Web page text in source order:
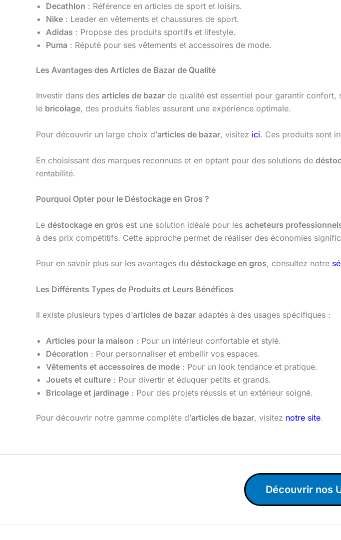
Decathlon : Référence en articles de sport et loisirs.
Nike : Leader en vêtements et chaussures de sport.
Adidas : Propose des produits sportifs et lifestyle.
Puma : Réputé pour ses vêtements et accessoires de mode.
Les Avantages des Articles de Bazar de Qualité
Investir dans des articles de bazar de qualité est essentiel pour garantir
le bricolage, des produits fiables assurent une expérience optimale.
Pour découvrir un large choix d’articles de bazar, visitez ici. Ces produits sont
En choisissant des marques reconnues et en optant pour des solutions de
rentabilité.
Pourquoi Opter pour le Déstockage en Gros ?
Le déstockage en gros est une solution idéale pour les acheteurs
à des prix compétitifs. Cette approche permet de réaliser des économies
Pour en savoir plus sur les avantages du déstockage en gros, consultez notre
Les Différents Types de Produits et Leurs Bénéfices
Il existe plusieurs types d’articles de bazar adaptés à des usages spécifiques :
Articles pour la maison : Pour un intérieur confortable et stylé.
Décoration : Pour personnaliser et embellir vos espaces.
Vêtements et accessoires de mode : Pour un look tendance et pratique.
Jouets et culture : Pour divertir et éduquer petits et grands.
Bricolage et jardinage : Pour des projets réussis et un extérieur soigné.
Pour découvrir notre gamme complète d’articles de bazar, visitez notre site.
Découvrir nos